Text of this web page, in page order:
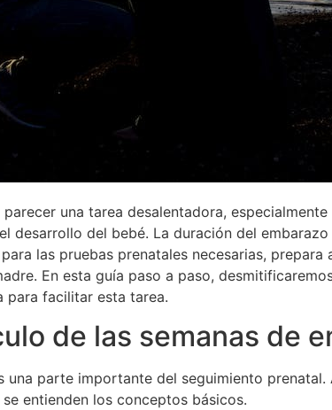
una tarea desalentadora,
desarrollo del bebé. La duración del
las pruebas prenatales necesarias,
En esta guía paso a paso,
para facilitar esta tarea.
de las semanas de
una parte importante del seguimiento
entienden los conceptos básicos.